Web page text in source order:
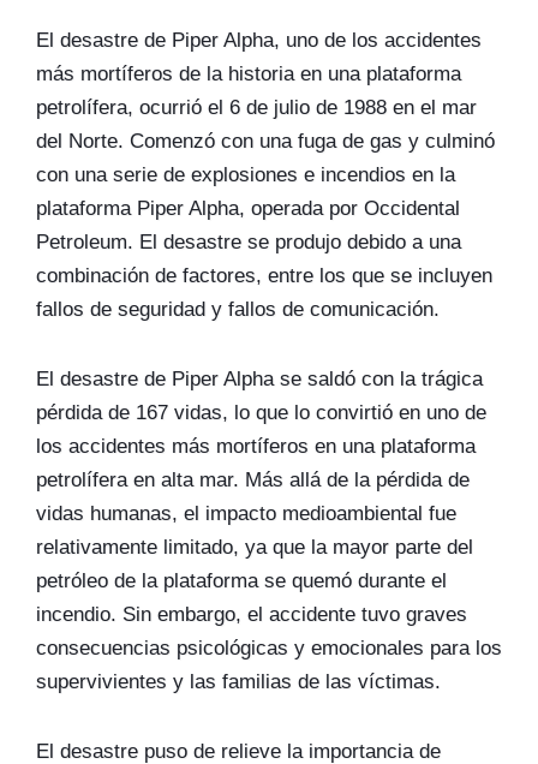
El desastre de Piper Alpha, uno de los accidentes
más mortíferos de la historia en una plataforma
petrolífera, ocurrió el 6 de julio de 1988 en el mar
del Norte. Comenzó con una fuga de gas y culminó
con una serie de explosiones e incendios en la
plataforma Piper Alpha, operada por Occidental
Petroleum. El desastre se produjo debido a una
combinación de factores, entre los que se incluyen
fallos de seguridad y fallos de comunicación.
El desastre de Piper Alpha se saldó con la trágica
pérdida de 167 vidas, lo que lo convirtió en uno de
los accidentes más mortíferos en una plataforma
petrolífera en alta mar. Más allá de la pérdida de
vidas humanas, el impacto medioambiental fue
relativamente limitado, ya que la mayor parte del
petróleo de la plataforma se quemó durante el
incendio. Sin embargo, el accidente tuvo graves
consecuencias psicológicas y emocionales para los
supervivientes y las familias de las víctimas.
El desastre puso de relieve la importancia de